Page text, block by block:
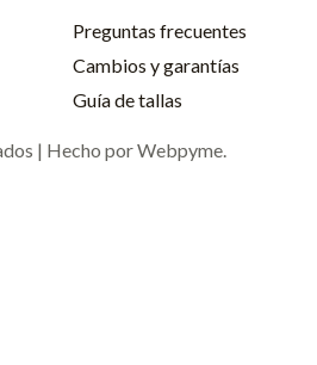
Preguntas frecuentes
Cambios y garantías
Guía de tallas
| Hecho por Webpyme.